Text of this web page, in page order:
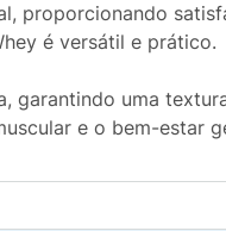
proporcionando
é versátil e prático.
garantindo uma
e o bem-estar